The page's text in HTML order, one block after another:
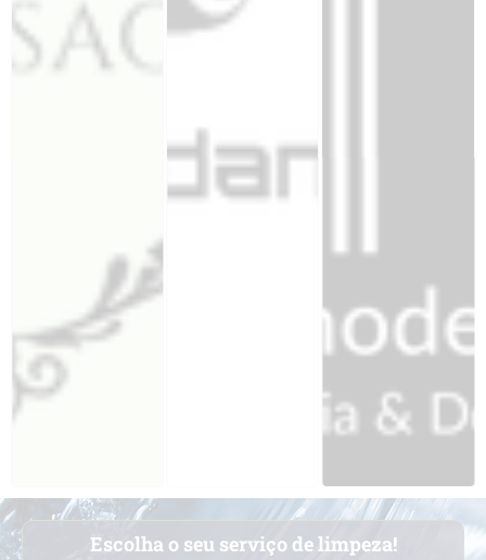
Escolha o seu serviço de limpeza!